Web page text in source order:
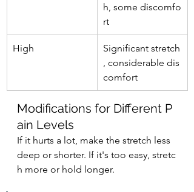
h, some discomfo
rt
High
Significant stretch
, considerable dis
comfort
Modifications for Different P
ain Levels
If it hurts a lot, make the stretch less
deep or shorter. If it's too easy, stretc
h more or hold longer.